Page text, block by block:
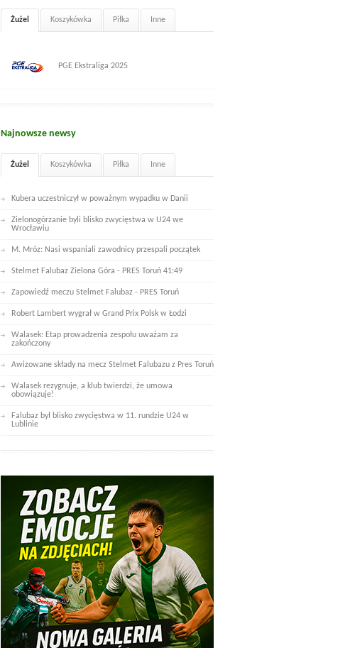
Żużel Koszykówka Piłka Inne
PGE Ekstraliga 2025
Najnowsze newsy
Żużel Koszykówka Piłka Inne
Kubera uczestniczył w poważnym wypadku w Danii
Zielonogórzanie byli blisko zwycięstwa w U24 we
Wrocławiu
M. Mróz: Nasi wspaniali zawodnicy przespali początek
Stelmet Falubaz Zielona Góra - PRES Toruń 41:49
Zapowiedź meczu Stelmet Falubaz - PRES Toruń
Robert Lambert wygrał w Grand Prix Polsk w Łodzi
Walasek: Etap prowadzenia zespołu uważam za
zakończony
Awizowane składy na mecz Stelmet Falubazu z Pres Toruń
Walasek rezygnuje, a klub twierdzi, że umowa
obowiązuje!
Falubaz był blisko zwycięstwa w 11. rundzie U24 w
Lublinie